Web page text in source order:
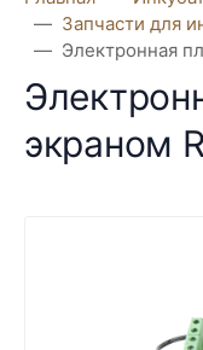
Запчасти для
Электронная
экраном